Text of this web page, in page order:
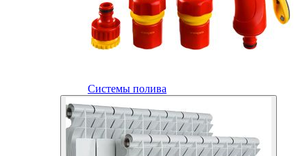
Системы полива